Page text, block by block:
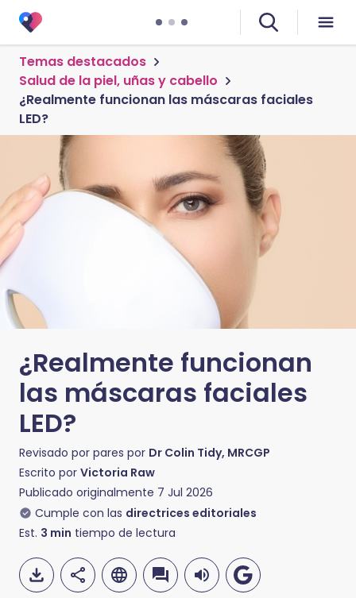
Temas destacados
Salud de la piel, uñas y cabello
¿Realmente funcionan las máscaras faciales
LED?
¿Realmente funcionan
las máscaras faciales
LED?
Revisado por pares por Dr Colin Tidy, MRCGP
Escrito por Victoria Raw
Publicado originalmente 7 Jul 2026
Cumple con las directrices editoriales
Est. 3 min tiempo de lectura